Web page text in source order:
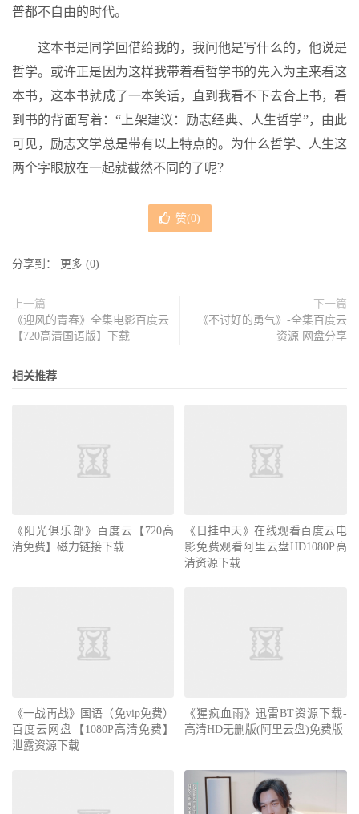
普都不自由的时代。
这本书是同学回借给我的，我问他是写什么的，他说是
哲学。或许正是因为这样我带着看哲学书的先入为主来看这
本书，这本书就成了一本笑话，直到我看不下去合上书，看
到书的背面写着：“上架建议：励志经典、人生哲学”，由此
可见，励志文学总是带有以上特点的。为什么哲学、人生这
两个字眼放在一起就截然不同的了呢？
赞(0)
分享到： 更多 (0)
上一篇
《迎风的青春》全集电影百度云
【720高清国语版】下载
下一篇
《不讨好的勇气》-全集百度云
资源 网盘分享
相关推荐
《阳光俱乐部》百度云【720高
清免费】磁力链接下载
《日挂中天》在线观看百度云电
影免费观看阿里云盘HD1080P高
清资源下载
《一战再战》国语（免vip免费）
百度云网盘【1080P高清免费】
泄露资源下载
《猩疯血雨》迅雷BT资源下载-
高清HD无删版(阿里云盘)免费版